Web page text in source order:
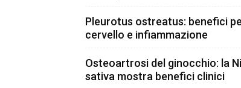
Pleurotus ostreatus: benefici
cervello e infiammazione
Osteoartrosi del ginocchio: la
sativa mostra benefici clinici